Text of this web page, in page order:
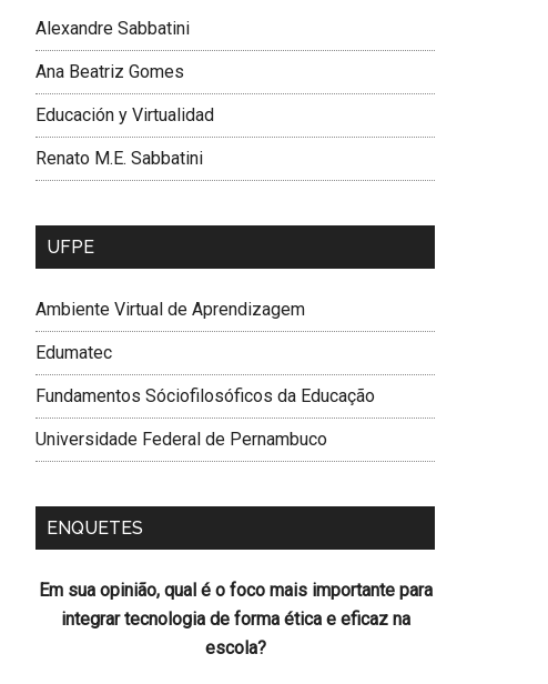
Alexandre Sabbatini
Ana Beatriz Gomes
Educación y Virtualidad
Renato M.E. Sabbatini
UFPE
Ambiente Virtual de Aprendizagem
Edumatec
Fundamentos Sóciofilosóficos da Educação
Universidade Federal de Pernambuco
ENQUETES
Em sua opinião, qual é o foco mais importante para
integrar tecnologia de forma ética e eficaz na
escola?